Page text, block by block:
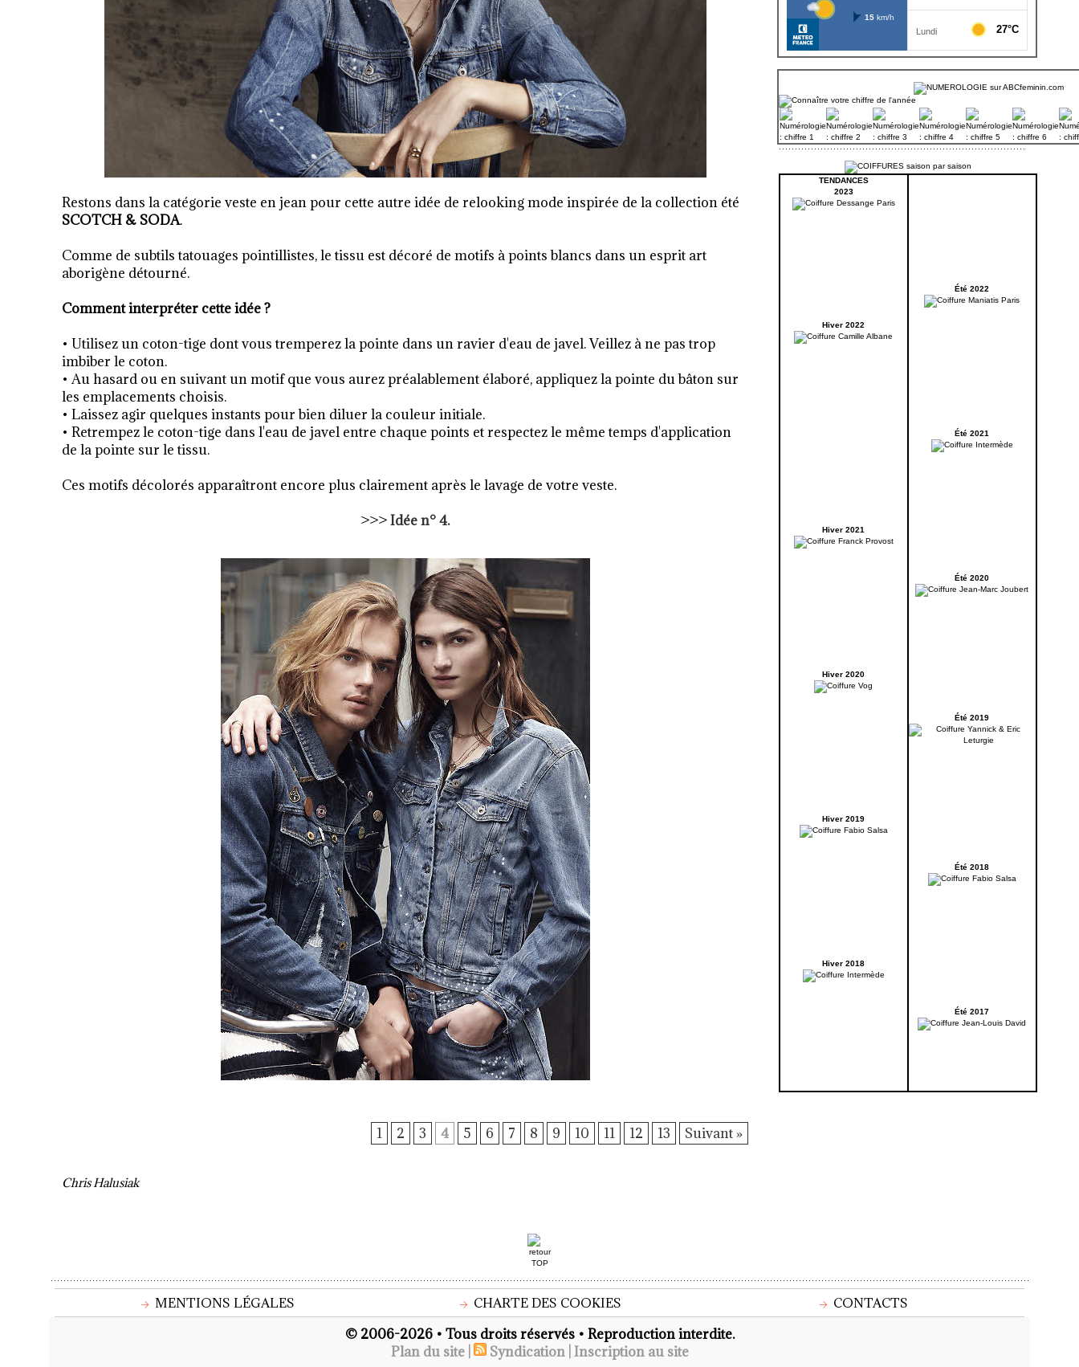
Restons dans la catégorie veste en jean pour cette autre idée de relooking mode inspirée de la collection été
SCOTCH & SODA.
Comme de subtils tatouages pointillistes, le tissu est décoré de motifs à points blancs dans un esprit art
aborigène détourné.
Comment interpréter cette idée ?
• Utilisez un coton-tige dont vous tremperez la pointe dans un ravier d'eau de javel. Veillez à ne pas trop
imbiber le coton.
• Au hasard ou en suivant un motif que vous aurez préalablement élaboré, appliquez la pointe du bâton sur
les emplacements choisis.
• Laissez agir quelques instants pour bien diluer la couleur initiale.
• Retrempez le coton-tige dans l'eau de javel entre chaque points et respectez le même temps d'application
de la pointe sur le tissu.
Ces motifs décolorés apparaîtront encore plus clairement après le lavage de votre veste.
>>>Idée n° 4.
1 2 3 4 5 6 7 8 9 10 11 12 13 Suivant »
Chris Halusiak
TENDANCES
2023
Hiver 2022
Hiver 2021
Hiver 2020
Hiver 2019
Hiver 2018
Été 2022
Été 2021
Été 2020
Été 2019
Été 2018
Été 2017
MENTIONS LÉGALES CHARTE DES COOKIES CONTACTS
© 2006-2026 • Tous droits réservés • Reproduction interdite.
Plan du site
Syndication Inscription au site